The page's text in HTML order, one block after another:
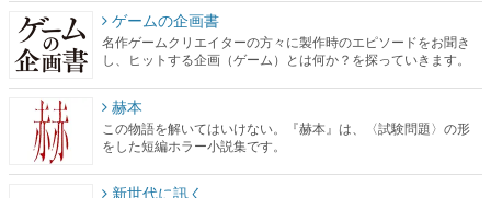
ゲームの企画書
名作ゲームクリエイターの方々に製作時のエピソードをお聞き
し、ヒットする企画（ゲーム）とは何か？を探っていきます。
赫本
この物語を解いてはいけない。『赫本』は、〈試験問題〉の形
をした短編ホラー小説集です。
新世代に訊く